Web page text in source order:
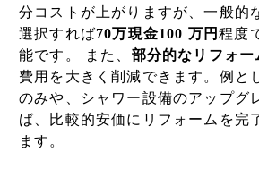
分コストが上がりますが、一般的
選択すれば70万現金100 万円程度
能です。 また、 部分的なリフォー
費用を大きく削減できます。例と
のみや、シャワー設備のアップグ
ば、比較的安価にリフォームを完
ます。